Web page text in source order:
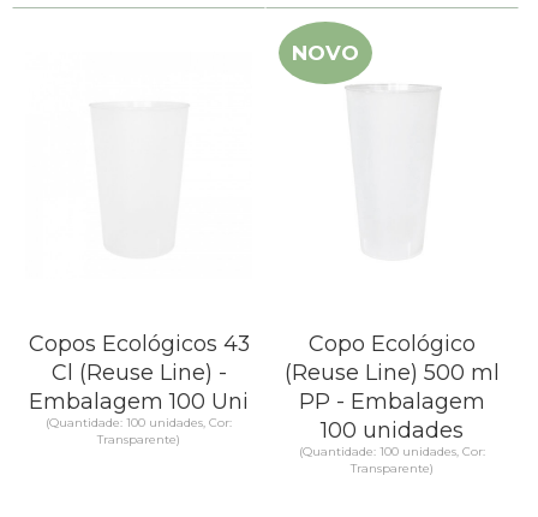
Copos Ecológicos 43
Cl (Reuse Line) -
Embalagem 100 Uni
(Quantidade: 100 unidades, Cor:
Transparente)
NOVO
Copo Ecológico
(Reuse Line) 500 ml
PP - Embalagem
100 unidades
(Quantidade: 100 unidades, Cor:
Transparente)